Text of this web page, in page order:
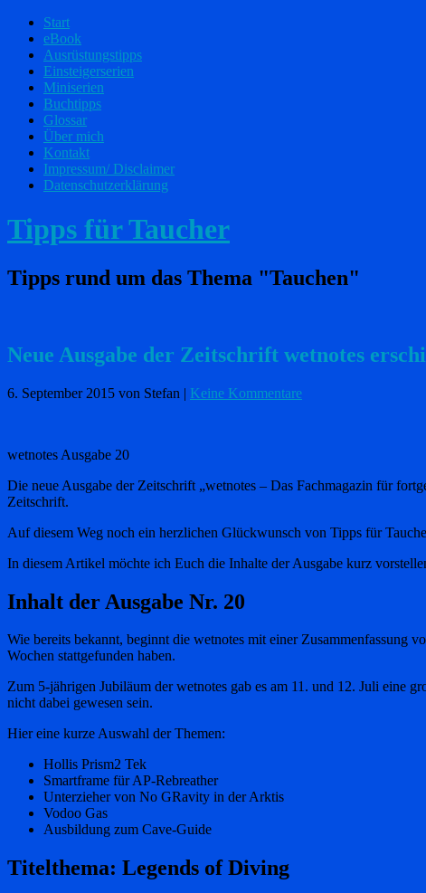
Start
eBook
Ausrüstungstipps
Einsteigerserien
Miniserien
Buchtipps
Glossar
Über mich
Kontakt
Impressum/ Disclaimer
Datenschutzerklärung
Tipps für Taucher
Tipps rund um das Thema "Tauchen"
Neue Ausgabe der Zeitschrift wetnotes
6. September 2015 von Stefan | Keine Kommentare
wetnotes Ausgabe 20
Die neue Ausgabe der Zeitschrift „wetnotes – Das Fachmagazin für
Zeitschrift.
Auf diesem Weg noch ein herzlichen Glückwunsch von Tipps für
In diesem Artikel möchte ich Euch die Inhalte der Ausgabe kurz
Inhalt der Ausgabe Nr. 20
Wie bereits bekannt, beginnt die wetnotes mit einer Zusammenfassung
Wochen stattgefunden haben.
Zum 5-jährigen Jubiläum der wetnotes gab es am 11. und 12. Juli eine
nicht dabei gewesen sein.
Hier eine kurze Auswahl der Themen:
Hollis Prism2 Tek
Smartframe für AP-Rebreather
Unterzieher von No GRavity in der Arktis
Vodoo Gas
Ausbildung zum Cave-Guide
Titelthema: Legends of Diving